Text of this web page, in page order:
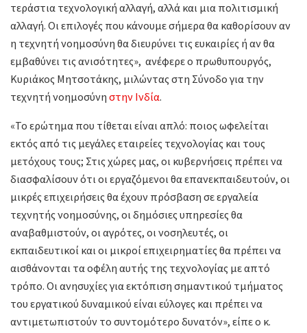
τεράστια τεχνολογική αλλαγή, αλλά και μια πολιτισμική
αλλαγή. Οι επιλογές που κάνουμε σήμερα θα καθορίσουν αν
η τεχνητή νοημοσύνη θα διευρύνει τις ευκαιρίες ή αν θα
εμβαθύνει τις ανισότητες», ανέφερε ο πρωθυπουργός,
Κυριάκος Μητσοτάκης, μιλώντας στη Σύνοδο για την
τεχνητή νοημοσύνη στην Ινδία.
«Το ερώτημα που τίθεται είναι απλό: ποιος ωφελείται
εκτός από τις μεγάλες εταιρείες τεχνολογίας και τους
μετόχους τους; Στις χώρες μας, οι κυβερνήσεις πρέπει να
διασφαλίσουν ότι οι εργαζόμενοι θα επανεκπαιδευτούν, οι
μικρές επιχειρήσεις θα έχουν πρόσβαση σε εργαλεία
τεχνητής νοημοσύνης, οι δημόσιες υπηρεσίες θα
αναβαθμιστούν, οι αγρότες, οι νοσηλευτές, οι
εκπαιδευτικοί και οι μικροί επιχειρηματίες θα πρέπει να
αισθάνονται τα οφέλη αυτής της τεχνολογίας με απτό
τρόπο. Οι ανησυχίες για εκτόπιση σημαντικού τμήματος
του εργατικού δυναμικού είναι εύλογες και πρέπει να
αντιμετωπιστούν το συντομότερο δυνατόν», είπε ο κ.